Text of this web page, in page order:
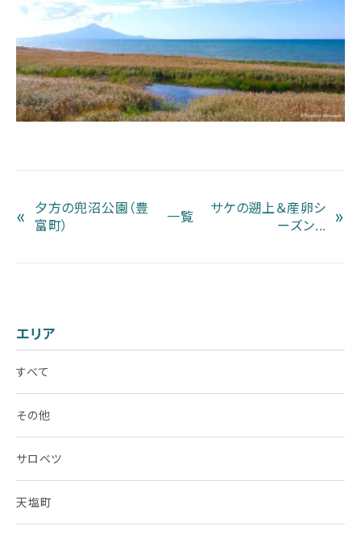
«
夕方の兜沼公園（豊
富町）
一覧
サケの遡上＆産卵シ
ーズン...
»
エリア
すべて
その他
サロベツ
天塩町